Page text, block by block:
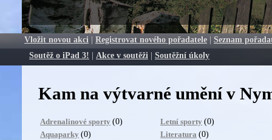
Vložit novou akci | Registrovat nového pořadatele | Seznam
Soutěž o iPad 3! | Akce v soutěži | Soutěžní úkoly
Kam na výtvarné umění v
Adrenalinové sporty (0)
Aquaparky (0)
Letní sporty (0)
Literatura (0)